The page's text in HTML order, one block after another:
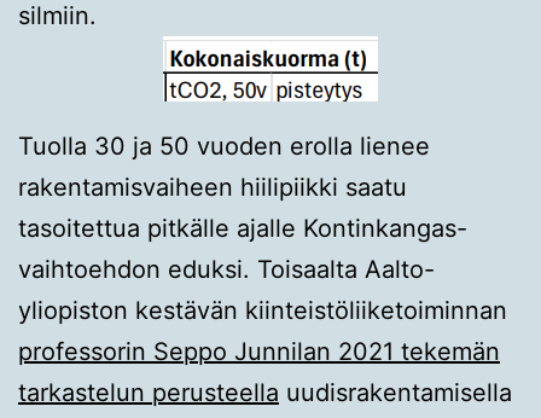
silmiin.
Tuolla 30 ja 50 vuoden erolla lienee
rakentamisvaiheen hiilipiikki saatu
tasoitettua pitkälle ajalle Kontinkangas-
vaihtoehdon eduksi. Toisaalta Aalto-
yliopiston kestävän kiinteistöliiketoiminnan
professorin Seppo Junnilan 2021 tekemän
tarkastelun perusteella uudisrakentamisella